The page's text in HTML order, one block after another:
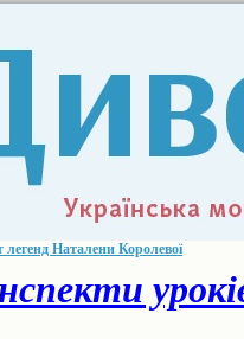
Наталени Королевої